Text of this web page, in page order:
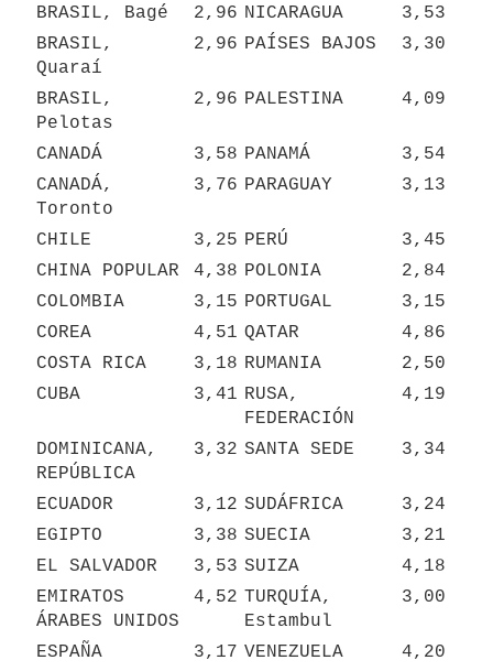
BRASIL, Bagé 2,96 NICARAGUA
3,53
BRASIL,
Quaraí
2,96 PAÍSES BAJOS 3,30
BRASIL,
Pelotas
2,96 PALESTINA 4,09
CANADÁ 3,58 PANAMÁ
3,54
CANADÁ,
Toronto
3,76 PARAGUAY 3,13
CHILE 3,25 PERÚ
3,45
CHINA POPULAR
4,38 POLONIA
2,84
COLOMBIA
3,15 PORTUGAL
3,15
COREA
4,51 QATAR
4,86
COSTA RICA
3,18 RUMANIA
2,50
CUBA
3,41 RUSA,
FEDERACIÓN
4,19
DOMINICANA,
REPÚBLICA
3,32 SANTA SEDE 3,34
ECUADOR 3,12 SUDÁFRICA
3,24
EGIPTO
3,38 SUECIA
3,21
EL SALVADOR
3,53 SUIZA
4,18
EMIRATOS
ÁRABES UNIDOS
4,52 TURQUÍA,
Estambul
3,00
ESPAÑA 3,17 VENEZUELA 4,20